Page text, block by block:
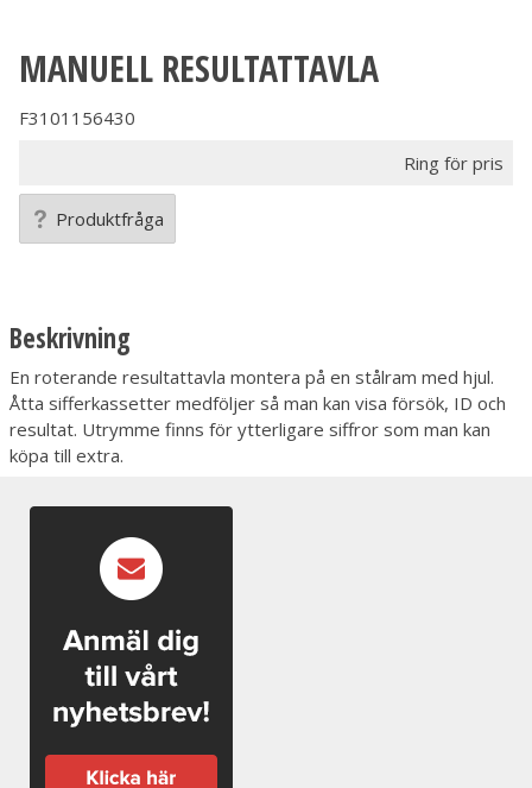
MANUELL RESULTATTAVLA
F3101156430
Ring för pris
Produktfråga
Beskrivning
En roterande resultattavla montera på en stålram med hjul.
Åtta sifferkassetter medföljer så man kan visa försök, ID och
resultat. Utrymme finns för ytterligare siffror som man kan
köpa till extra.